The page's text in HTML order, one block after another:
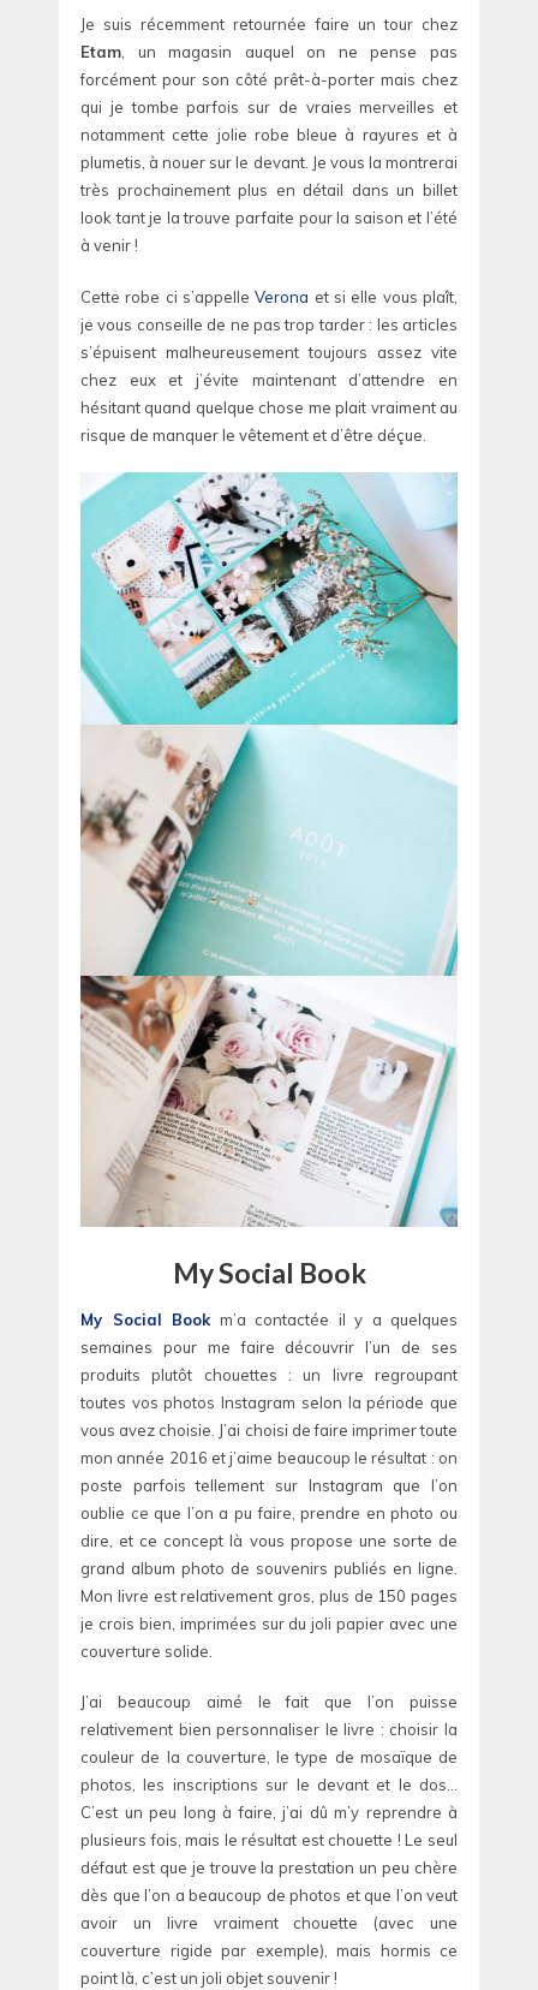
Je suis récemment retournée faire un tour chez
Etam, un magasin auquel on ne pense pas
forcément pour son côté prêt-à-porter mais chez
qui je tombe parfois sur de vraies merveilles et
notamment cette jolie robe bleue à rayures et à
plumetis, à nouer sur le devant. Je vous la montrerai
très prochainement plus en détail dans un billet
look tant je la trouve parfaite pour la saison et l’été
à venir !
Cette robe ci s’appelleVerona et si elle vous plaît,
je vous conseille de ne pas trop tarder : les articles
s’épuisent malheureusement toujours assez vite
chez eux et j’évite maintenant d’attendre en
hésitant quand quelque chose me plait vraiment au
risque de manquer le vêtement et d’être déçue.
My Social Book
My Social Book m’a contactée il y a quelques
semaines pour me faire découvrir l’un de ses
produits plutôt chouettes : un livre regroupant
toutes vos photos Instagram selon la période que
vous avez choisie. J’ai choisi de faire imprimer toute
mon année 2016 et j’aime beaucoup le résultat : on
poste parfois tellement sur Instagram que l’on
oublie ce que l’on a pu faire, prendre en photo ou
dire, et ce concept là vous propose une sorte de
grand album photo de souvenirs publiés en ligne.
Mon livre est relativement gros, plus de 150 pages
je crois bien, imprimées sur du joli papier avec une
couverture solide.
J’ai beaucoup aimé le fait que l’on puisse
relativement bien personnaliser le livre : choisir la
couleur de la couverture, le type de mosaïque de
photos, les inscriptions sur le devant et le dos…
C’est un peu long à faire, j’ai dû m’y reprendre à
plusieurs fois, mais le résultat est chouette ! Le seul
défaut est que je trouve la prestation un peu chère
dès que l’on a beaucoup de photos et que l’on veut
avoir un livre vraiment chouette (avec une
couverture rigide par exemple), mais hormis ce
point là, c’est un joli objet souvenir !